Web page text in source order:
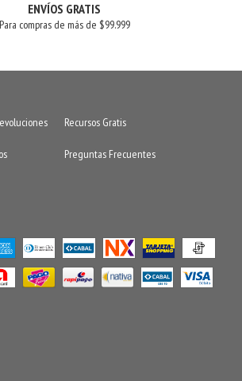
ENVÍOS GRATIS
Para compras de más de $99.999
Recursos Gratis
Preguntas Frecuentes